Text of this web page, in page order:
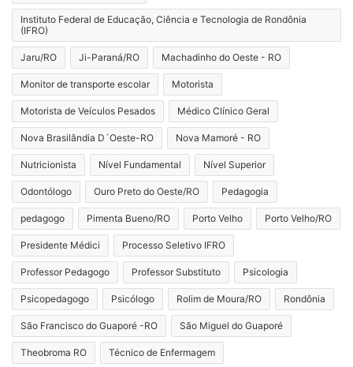
Instituto Federal de Educação, Ciência e Tecnologia de Rondônia
(IFRO)
Jaru/RO Ji-Paraná/RO Machadinho do Oeste - RO
Monitor de transporte escolar Motorista
Motorista de Veículos Pesados Médico Clínico Geral
Nova Brasilândia D´Oeste-RO Nova Mamoré - RO
Nutricionista Nível Fundamental Nível Superior
Odontólogo Ouro Preto do Oeste/RO Pedagogia
pedagogo Pimenta Bueno/RO Porto Velho Porto Velho/RO
Presidente Médici Processo Seletivo IFRO
Professor Pedagogo Professor Substituto Psicologia
Psicopedagogo Psicólogo Rolim de Moura/RO Rondônia
São Francisco do Guaporé -RO São Miguel do Guaporé
Theobroma RO Técnico de Enfermagem